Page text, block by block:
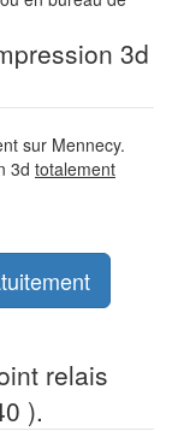
3d
sur Mennecy.
3d totalement
relais
).